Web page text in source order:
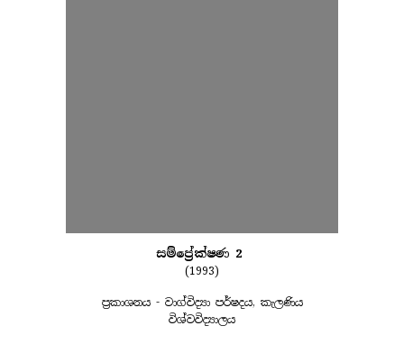
සම්ප්‍රේක්ෂණ 2
(1993)
ප්‍රකාශනය - වාග්විද්‍යා පර්ෂදය, කැලණිය
විශ්වවිද්‍යාලය